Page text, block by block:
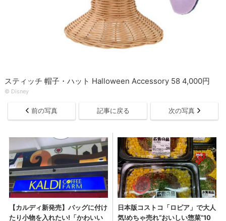
スティッチ 帽子・ハット Halloween Accessory 58 4,000円
© Disney
前の写真 記事に戻る 次の写真